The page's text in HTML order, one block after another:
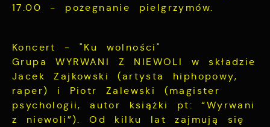
17.00 - pożegnanie pielgrzymów.
Koncert - "Ku wolności"
Grupa WYRWANI Z NIEWOLI w składzie
Jacek Zajkowski (artysta hiphopowy,
raper) i Piotr Zalewski (magister
psychologii, autor książki pt: “Wyrwani
z niewoli”). Od kilku lat zajmują się
pośredników prezentujących nasze treści w